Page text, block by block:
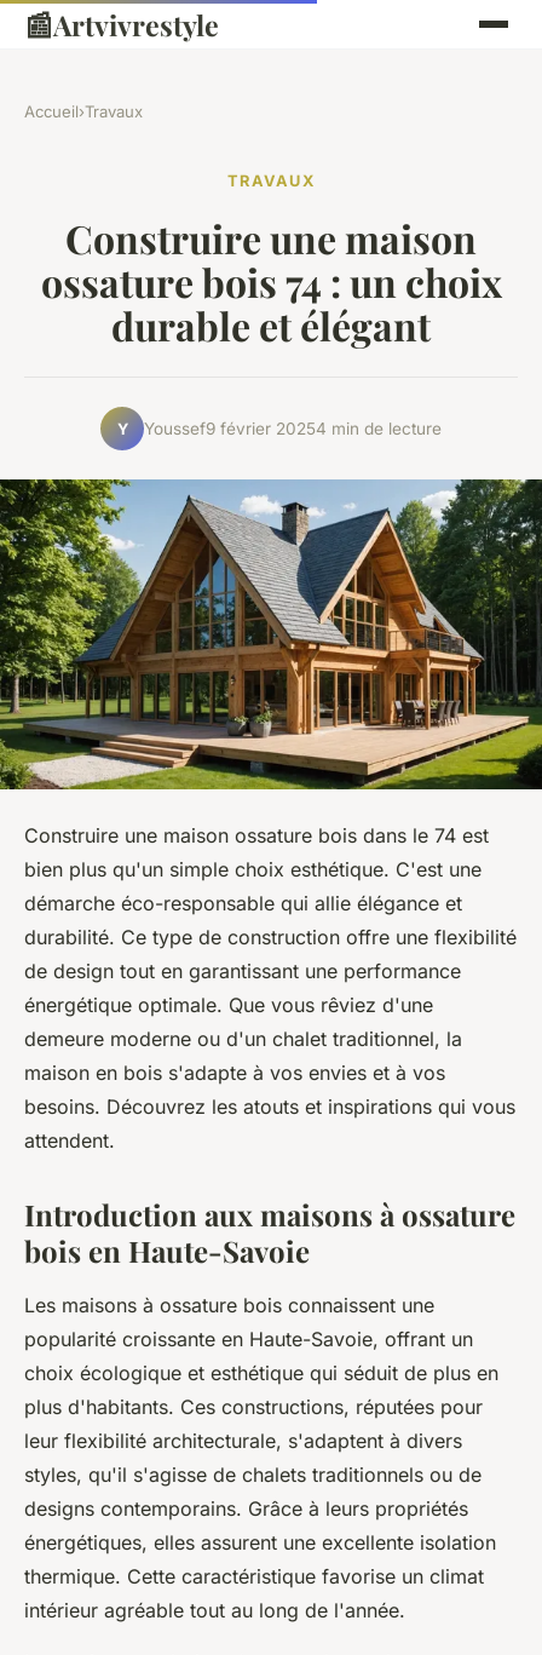
📰Artvivrestyle
Accueil›Travaux
TRAVAUX
Construire une maison
ossature bois 74 : un choix
durable et élégant
Y Youssef9 février 20254 min de lecture
Construire une maison ossature bois dans le 74 est
bien plus qu'un simple choix esthétique. C'est une
démarche éco-responsable qui allie élégance et
durabilité. Ce type de construction offre une flexibilité
de design tout en garantissant une performance
énergétique optimale. Que vous rêviez d'une
demeure moderne ou d'un chalet traditionnel, la
maison en bois s'adapte à vos envies et à vos
besoins. Découvrez les atouts et inspirations qui vous
attendent.
Introduction aux maisons à ossature
bois en Haute-Savoie
Les maisons à ossature bois connaissent une
popularité croissante en Haute-Savoie, offrant un
choix écologique et esthétique qui séduit de plus en
plus d'habitants. Ces constructions, réputées pour
leur flexibilité architecturale, s'adaptent à divers
styles, qu'il s'agisse de chalets traditionnels ou de
designs contemporains. Grâce à leurs propriétés
énergétiques, elles assurent une excellente isolation
thermique. Cette caractéristique favorise un climat
intérieur agréable tout au long de l'année.